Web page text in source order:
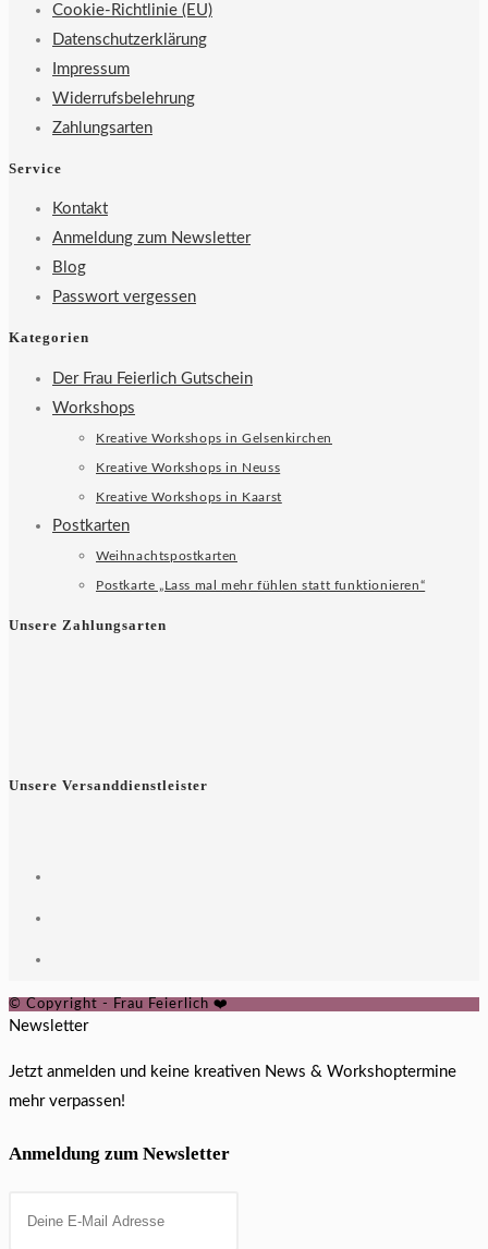
Cookie-Richtlinie (EU)
Datenschutzerklärung
Impressum
Widerrufsbelehrung
Zahlungsarten
Service
Kontakt
Anmeldung zum Newsletter
Blog
Passwort vergessen
Kategorien
Der Frau Feierlich Gutschein
Workshops
Kreative Workshops in Gelsenkirchen
Kreative Workshops in Neuss
Kreative Workshops in Kaarst
Postkarten
Weihnachtspostkarten
Postkarte „Lass mal mehr fühlen statt funktionieren“
Unsere Zahlungsarten
Unsere Versanddienstleister
© Copyright - Frau Feierlich ❤️
Newsletter
Jetzt anmelden und keine kreativen News & Workshoptermine
mehr verpassen!
Anmeldung zum Newsletter